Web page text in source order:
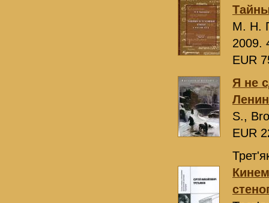
М. Н.
2009.
EUR
Я не
S.,
EUR